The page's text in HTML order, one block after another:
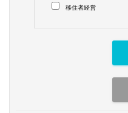
移住者経営